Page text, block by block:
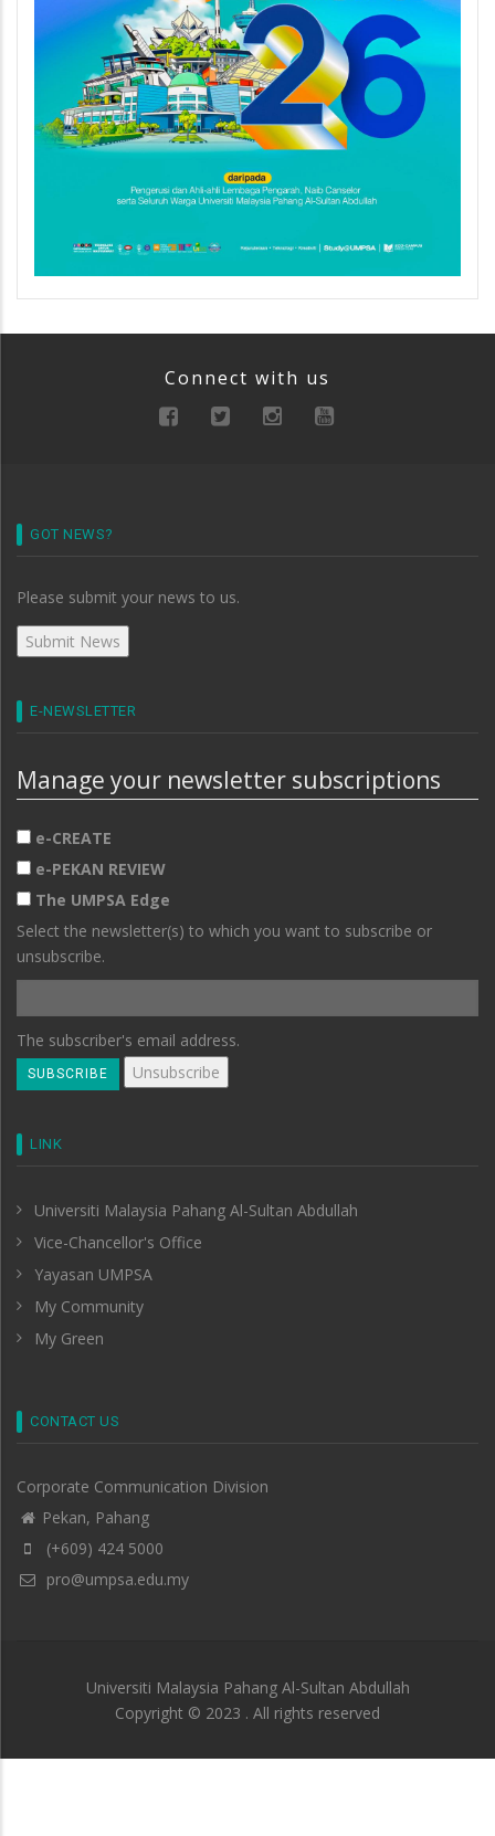
Connect with us
GOT NEWS?
Please submit your news to us.
E-NEWSLETTER
Manage your newsletter subscriptions
e-CREATE
e-PEKAN REVIEW
The UMPSA Edge
Select the newsletter(s) to which you want to subscribe or
unsubscribe.
The subscriber's email address.
LINK
Universiti Malaysia Pahang Al-Sultan Abdullah
Vice-Chancellor's Office
Yayasan UMPSA
My Community
My Green
CONTACT US
Corporate Communication Division
Pekan, Pahang
(+609) 424 5000
pro@umpsa.edu.my
Universiti Malaysia Pahang Al-Sultan Abdullah
Copyright © 2023 . All rights reserved